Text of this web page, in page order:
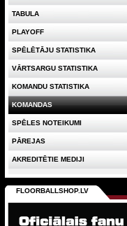
TABULA
PLAYOFF
SPĒLĒTĀJU STATISTIKA
VĀRTSARGU STATISTIKA
KOMANDU STATISTIKA
KOMANDAS
SPĒLES NOTEIKUMI
PĀREJAS
AKREDITĒTIE MEDIJI
FLOORBALLSHOP.LV